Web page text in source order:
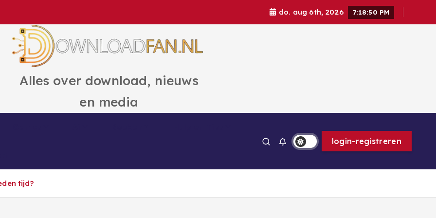
do. aug 6th, 2026 7:18:52 PM
Alles over download, nieuws
en media
login-registreren
tijd?